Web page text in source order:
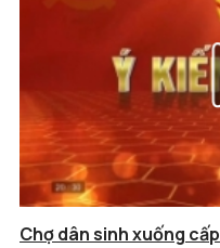
Chợ dân sinh xuống cấp